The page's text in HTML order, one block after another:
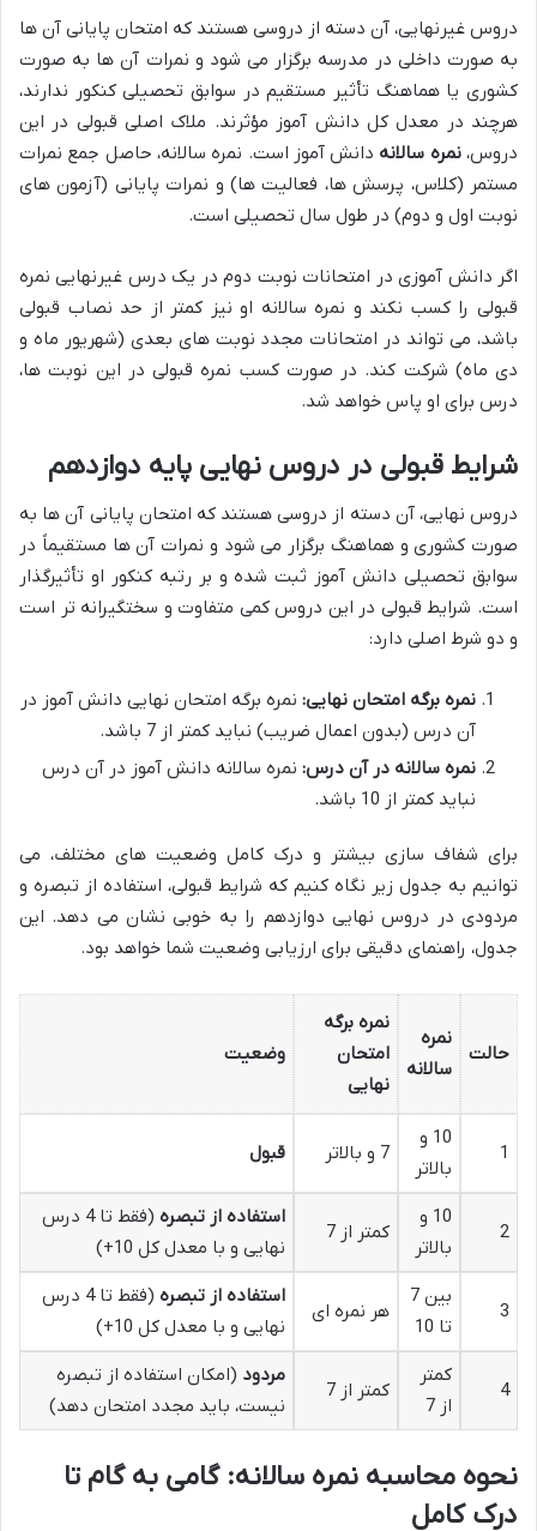
دروس غیرنهایی، آن دسته از دروسی هستند که امتحان پایانی آن ها
به صورت داخلی در مدرسه برگزار می شود و نمرات آن ها به صورت
کشوری یا هماهنگ تأثیر مستقیم در سوابق تحصیلی کنکور ندارند،
هرچند در معدل کل دانش آموز مؤثرند. ملاک اصلی قبولی در این
دروس،نمره سالانه دانش آموز است. نمره سالانه، حاصل جمع نمرات
مستمر (کلاس، پرسش ها، فعالیت ها) و نمرات پایانی (آزمون های
نوبت اول و دوم) در طول سال تحصیلی است.
اگر دانش آموزی در امتحانات نوبت دوم در یک درس غیرنهایی نمره
قبولی را کسب نکند و نمره سالانه او نیز کمتر از حد نصاب قبولی
باشد، می تواند در امتحانات مجدد نوبت های بعدی (شهریور ماه و
دی ماه) شرکت کند. در صورت کسب نمره قبولی در این نوبت ها،
درس برای او پاس خواهد شد.
شرایط قبولی در دروس نهایی پایه دوازدهم
دروس نهایی، آن دسته از دروسی هستند که امتحان پایانی آن ها به
صورت کشوری و هماهنگ برگزار می شود و نمرات آن ها مستقیماً در
سوابق تحصیلی دانش آموز ثبت شده و بر رتبه کنکور او تأثیرگذار
است. شرایط قبولی در این دروس کمی متفاوت و سختگیرانه تر است
و دو شرط اصلی دارد:
نمره برگه امتحان نهایی: نمره برگه امتحان نهایی دانش آموز در
آن درس (بدون اعمال ضریب) نباید کمتر از 7 باشد.
نمره سالانه در آن درس: نمره سالانه دانش آموز در آن درس
نباید کمتر از 10 باشد.
برای شفاف سازی بیشتر و درک کامل وضعیت های مختلف، می
توانیم به جدول زیر نگاه کنیم که شرایط قبولی، استفاده از تبصره و
مردودی در دروس نهایی دوازدهم را به خوبی نشان می دهد. این
جدول، راهنمای دقیقی برای ارزیابی وضعیت شما خواهد بود.
حالت
نمره
سالانه
نمره برگه
امتحان
نهایی
وضعیت
1
10 و
بالاتر
7 و بالاتر قبول
2
10 و
بالاتر
کمتر از 7
استفاده از تبصره
(فقط تا 4 درس
نهایی و با معدل کل 10+)
3
بین 7
تا 10
هر نمره ای
استفاده از تبصره
(فقط تا 4 درس
نهایی و با معدل کل 10+)
4
کمتر
از 7
کمتر از 7
مردود (امکان استفاده از تبصره
نیست، باید مجدد امتحان دهد)
نحوه محاسبه نمره سالانه: گامی به گام تا
درک کامل